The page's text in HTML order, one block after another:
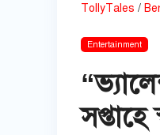
TollyTales /
Entertainment